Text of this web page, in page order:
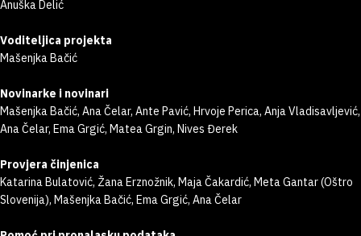
Anuška Delić
Voditeljica projekta
Mašenjka Bačić
Novinarke i novinari
Mašenjka Bačić, Ana Čelar, Ante Pavić, Hrvoje Perica, Anja Vladisavljević,
Ana Čelar, Ema Grgić, Matea Grgin, Nives Đerek
Provjera činjenica
Katarina Bulatović, Žana Erznožnik, Maja Čakardić, Meta Gantar (Oštro
Slovenija), Mašenjka Bačić, Ema Grgić, Ana Čelar